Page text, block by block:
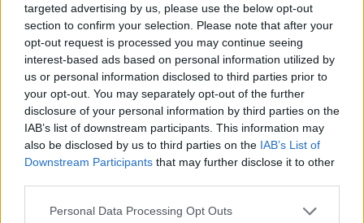
targeted advertising by us, please use the below opt-out
section to confirm your selection. Please note that after your
opt-out request is processed you may continue seeing
interest-based ads based on personal information utilized by
us or personal information disclosed to third parties prior to
your opt-out. You may separately opt-out of the further
disclosure of your personal information by third parties on the
IAB’s list of downstream participants. This information may
also be disclosed by us to third parties on the IAB’s List of
Downstream Participants that may further disclose it to other
Personal Data Processing Opt Outs
Marina |Předmět:RE: RE: 25.09.24 10:35:37
#42934
Reakce na příspěvek#42927
Podle zdrojů bulvárního deníku Blesk se herečce udělalo
špatně a s horečkami musela být převezena do
nemocnice. Podle prvních informací měla mířit do
Thomayerovy nemocnice, nakonec ale byla
hospitalizována v nemocnici Na Homolce. Zdroje
uvádějí, že příčinou je pravděpodobně otrava